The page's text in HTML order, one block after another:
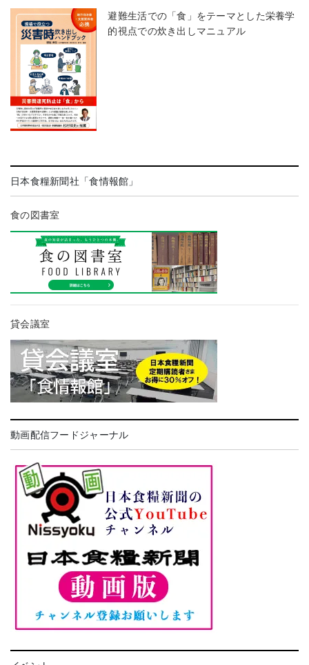
避難生活での「食」をテーマとした栄養学
的視点での炊き出しマニュアル
日本食糧新聞社「食情報館」
食の図書室
貸会議室
動画配信フードジャーナル